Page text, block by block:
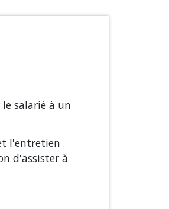
salarié à un
l'entretien
d'assister à